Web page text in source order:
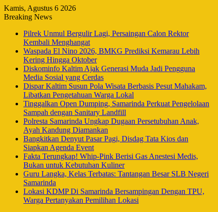
Kamis, Agustus 6 2026
Breaking News
Pilrek Unmul Bergulir Lagi, Persaingan Calon Rektor
Kembali Menghangat
Waspada El Nino 2026, BMKG Prediksi Kemarau Lebih
Kering Hingga Oktober
Diskominfo Kaltim Ajak Generasi Muda Jadi Pengguna
Media Sosial yang Cerdas
Dispar Kaltim Susun Pola Wisata Berbasis Pesut Mahakam,
Libatkan Pengetahuan Warga Lokal
Tinggalkan Open Dumping, Samarinda Perkuat Pengelolaan
Sampah dengan Sanitary Landfill
Polresta Samarinda Ungkap Dugaan Persetubuhan Anak,
Ayah Kandung Diamankan
Bangkitkan Denyut Pasar Pagi, Disdag Tata Kios dan
Siapkan Agenda Event
Fakta Terungkap! Whip-Pink Berisi Gas Anestesi Medis,
Bukan untuk Kebutuhan Kuliner
Guru Langka, Kelas Terbatas: Tantangan Besar SLB Negeri
Samarinda
Lokasi KDMP Di Samarinda Bersampingan Dengan TPU,
Warga Pertanyakan Pemilihan Lokasi